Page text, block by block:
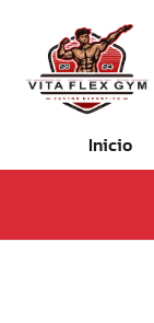
Inicio